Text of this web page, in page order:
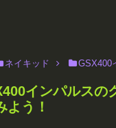
ネイキッド GSX400
インパルスの
よう！